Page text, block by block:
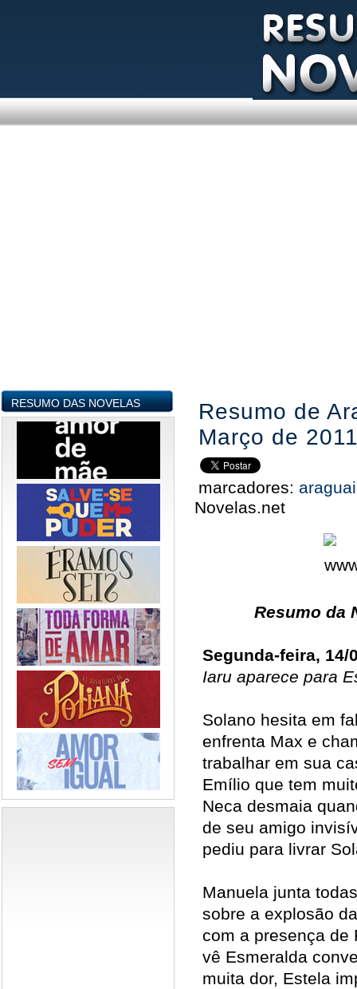
RESUMO DAS NOVELAS
Resumo de
Março de
marcadores:
Novelas.net
Resumo da
Segunda-feira, 14/
Iaru aparece para
Solano hesita em
enfrenta Max e
trabalhar em sua
Emílio que tem
Neca desmaia
de seu amigo
pediu para livrar
Manuela junta
sobre a explosão
com a presença de
vê Esmeralda
muita dor, Estela